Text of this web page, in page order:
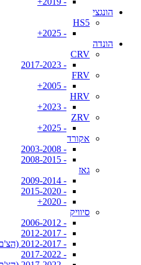
הונגצי
HS5
- 2025+
הונדה
CRV
- 2017-2023
FRV
- 2005+
HRV
- 2023+
ZRV
- 2025+
אקורד
- 2003-2008
- 2008-2015
גאז
- 2009-2014
- 2015-2020
- 2020+
סיוויק
- 2006-2012
- 2012-2017
- 2012-2017 (הצ'בק)
- 2017-2022